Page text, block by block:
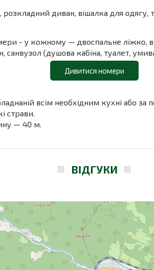
диван, вішалка для одягу,
- у кожному — двоспальне ліжко,
(душова кабіна, туалет,
Дивитися номери
всім необхідним кухні або
страви.
— 40 м.
ВІДГУКИ